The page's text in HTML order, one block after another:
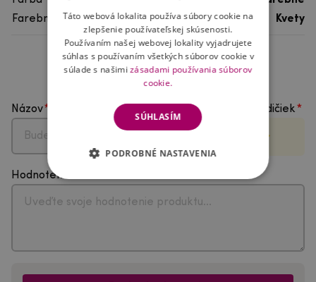
Farebný motív
Kvety
Hodnotenie produktu
Názov Vyberte počet hviezdičiek
Hodnotenie
Táto webová lokalita používa súbory cookie na
zlepšenie používateľskej skúsenosti.
Používaním našej webovej lokality vyjadrujete
súhlas s používaním všetkých súborov cookie v
súlade s našimizásadami používania súborov
cookie.
SÚHLASÍM
PODROBNÉ NASTAVENIA